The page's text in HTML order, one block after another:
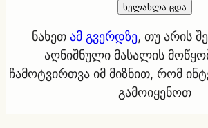
ხელახლა ცდა
ნახეთ ამ გვერდზე, თუ არის
აღნიშნული მასალის
ჩამოტვირთვა იმ მიზნით, რომ
გამოიყენოთ